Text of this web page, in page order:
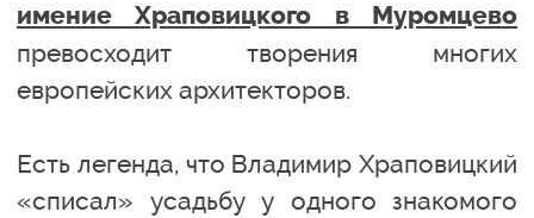
имение Храповицкого в Муромцево
превосходит творения многих
европейских архитекторов.
Есть легенда, что Владимир Храповицкий
«списал» усадьбу у одного знакомого